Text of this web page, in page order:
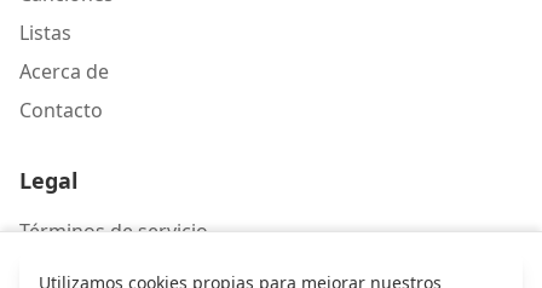
Listas
Acerca de
Contacto
Legal
Términos de servicio
Política de privacidad
Utilizamos cookies propias para mejorar nuestros